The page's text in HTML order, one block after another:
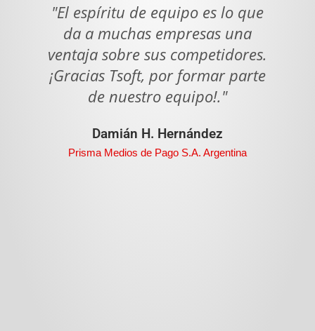
"El espíritu de equipo es lo que
da a muchas empresas una
ventaja sobre sus competidores.
¡Gracias Tsoft, por formar parte
de nuestro equipo!."
Damián H. Hernández
Prisma Medios de Pago S.A. Argentina